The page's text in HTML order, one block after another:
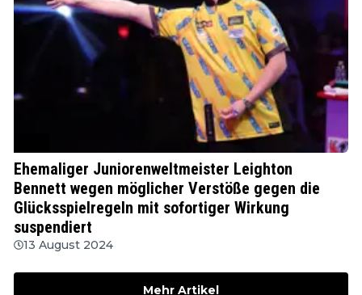
Ehemaliger Juniorenweltmeister Leighton
Bennett wegen möglicher Verstöße gegen die
Glücksspielregeln mit sofortiger Wirkung
suspendiert
13 August 2024
Mehr Artikel